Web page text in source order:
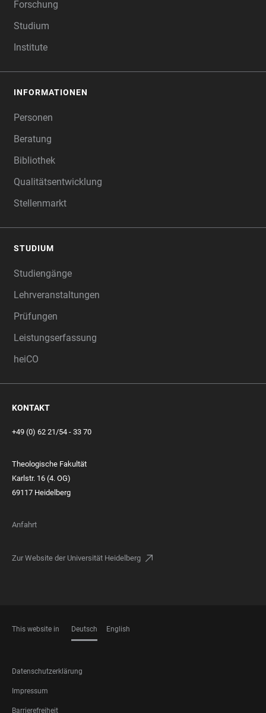
Forschung
Studium
Institute
INFORMATIONEN
Personen
Beratung
Bibliothek
Qualitätsentwicklung
Stellenmarkt
STUDIUM
Studiengänge
Lehrveranstaltungen
Prüfungen
Leistungserfassung
heiCO
KONTAKT
+49 (0) 62 21/54 - 33 70
Theologische Fakultät
Karlstr. 16 (4. OG)
69117 Heidelberg
Anfahrt
Zur Website der Universität Heidelberg
This website in Deutsch English
FOOTER
LEGAL
Datenschutzerklärung
Impressum
Barrierefreiheit